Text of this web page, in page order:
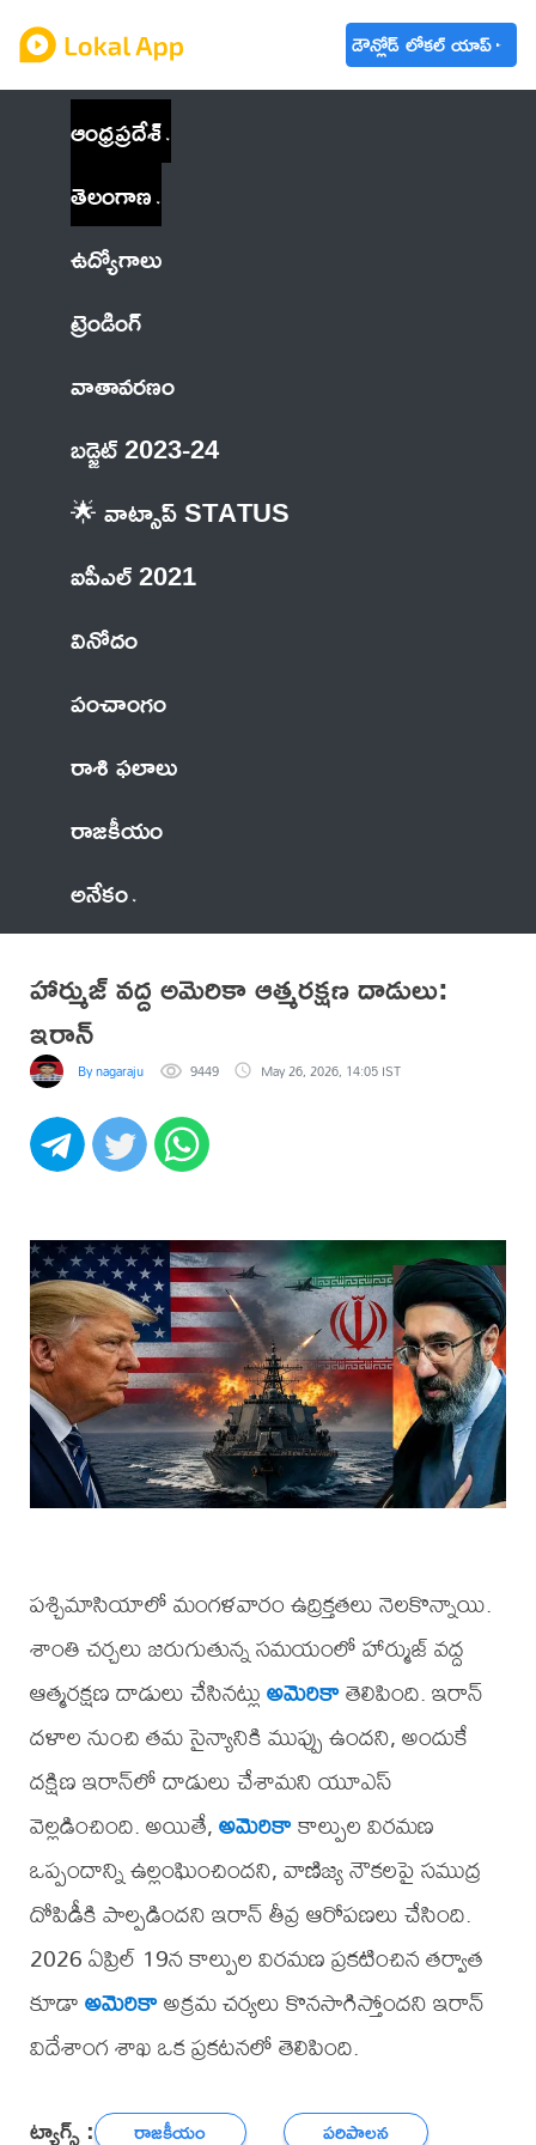
డౌన్లోడ్ లోకల్ యాప్
ఆంధ్రప్రదేశ్
తెలంగాణ
ఉద్యోగాలు
ట్రెండింగ్
వాతావరణం
బడ్జెట్ 2023-24
🌟 వాట్సాప్ STATUS
ఐపీఎల్ 2021
వినోదం
పంచాంగం
రాశి ఫలాలు
రాజకీయం
అనేకం
హార్ముజ్ వద్ద అమెరికా ఆత్మరక్షణ దాడులు:
ఇరాన్
By nagaraju 9449 May 26, 2026, 14:05 IST
పశ్చిమాసియాలో మంగళవారం ఉద్రిక్తతలు నెలకొన్నాయి.
శాంతి చర్చలు జరుగుతున్న సమయంలో హార్ముజ్ వద్ద
ఆత్మరక్షణ దాడులు చేసినట్లుఅమెరికాతెలిపింది. ఇరాన్
దళాల నుంచి తమ సైన్యానికి ముప్పు ఉందని, అందుకే
దక్షిణ ఇరాన్‌లో దాడులు చేశామని యూఎస్
వెల్లడించింది. అయితే,అమెరికాకాల్పుల విరమణ
ఒప్పందాన్ని ఉల్లంఘించిందని, వాణిజ్య నౌకలపై సముద్ర
దోపిడీకి పాల్పడిందని ఇరాన్ తీవ్ర ఆరోపణలు చేసింది.
2026 ఏప్రిల్ 19న కాల్పుల విరమణ ప్రకటించిన తర్వాత
కూడాఅమెరికాఅక్రమ చర్యలు కొనసాగిస్తోందని ఇరాన్
విదేశాంగ శాఖ ఒక ప్రకటనలో తెలిపింది.
ట్యాగ్స్ : రాజకీయం పరిపాలన